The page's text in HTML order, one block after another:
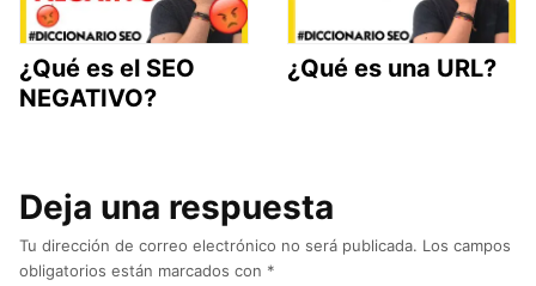
¿Qué es el SEO
NEGATIVO?
¿Qué es una URL?
Deja una respuesta
Tu dirección de correo electrónico no será publicada. Los campos
obligatorios están marcados con *